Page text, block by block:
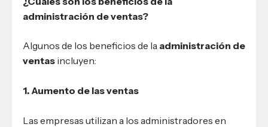
administración de ventas?
Algunos de los beneficios de la administración de
ventas incluyen:
1. Aumento de las ventas
Las empresas utilizan a los administradores en